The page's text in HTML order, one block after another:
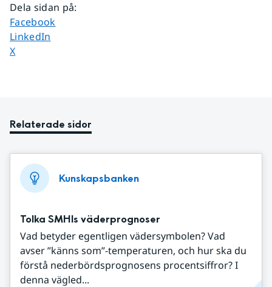
Dela sidan på:
Dela sidan på
Facebook
Dela sidan på
LinkedIn
Dela sidan på
X
Relaterade sidor
Kunskapsbanken
Tolka SMHIs väderprognoser
Vad betyder egentligen vädersymbolen? Vad
avser ”känns som”-temperaturen, och hur ska du
förstå nederbördsprognosens procentsiffror? I
denna vägled...